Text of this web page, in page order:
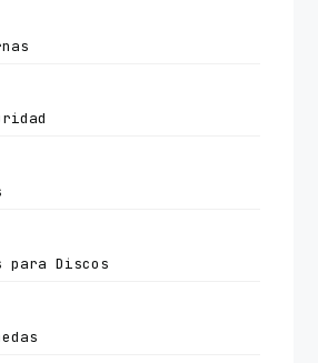
para Discos